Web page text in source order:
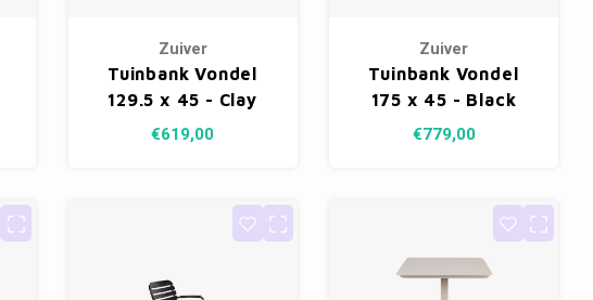
Zuiver
Tuinbank Vondel
129.5 x 45 - Clay
€619,00
Zuiver
Tuinbank Vondel
175 x 45 - Black
€779,00